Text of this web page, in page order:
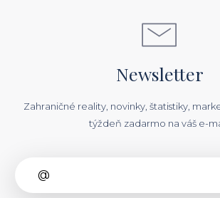
Newsletter
Zahraničné reality, novinky, štatistiky,
týždeň zadarmo na váš e-